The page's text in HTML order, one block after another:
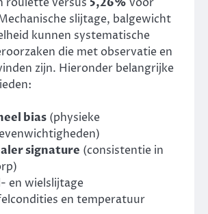
slijtage, balgewicht
kunnen systematische
die met observatie en
zijn. Hieronder belangrijke
bias (physieke
signature (consistentie in
en wielslijtage
en temperatuur